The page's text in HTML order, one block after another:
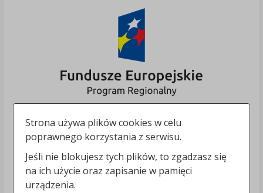
Strona używa plików cookies w celu
poprawnego korzystania z serwisu.
Jeśli nie blokujesz tych plików, to zgadzasz się
na ich użycie oraz zapisanie w pamięci
urządzenia.